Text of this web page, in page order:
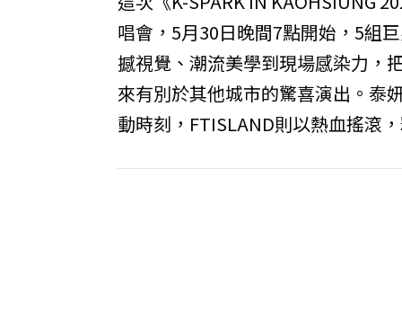
唱會，5月30日晚間7點開始，5組
撼視覺、潮流美學到現場感染力，
來有別於其他城市的驚喜演出。泰
動時刻，FTISLAND則以熱血搖滾